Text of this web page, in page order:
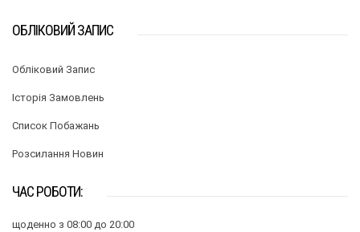
ОБЛІКОВИЙ ЗАПИС
Обліковий Запис
Історія Замовлень
Список Побажань
Розсилання Новин
ЧАС РОБОТИ:
щоденно з 08:00 до 20:00